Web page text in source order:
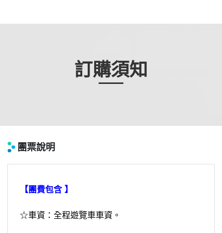
訂購須知
團票說明
【團費包含 】
☆車資：全程遊覽車車資。